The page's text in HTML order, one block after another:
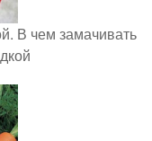
В чем замачивать